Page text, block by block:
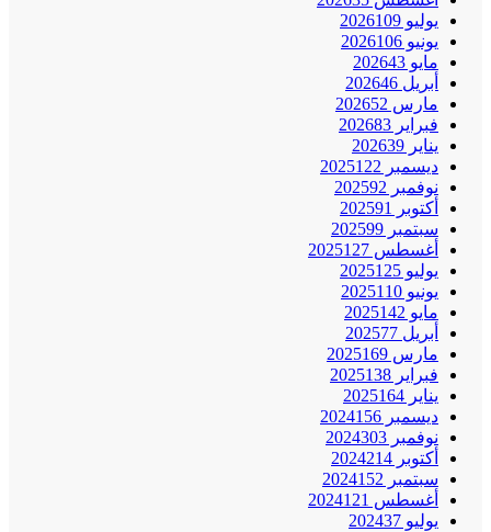
يوليو 2026 109
يونيو 2026 106
مايو 2026 43
أبريل 2026 46
مارس 2026 52
فبراير 2026 83
يناير 2026 39
ديسمبر 2025 122
نوفمبر 2025 92
أكتوبر 2025
91
سبتمبر 2025 99
أغسطس 2025 127
يوليو 2025 125
يونيو 2025 110
مايو 2025 142
أبريل 2025 77
مارس 2025 169
فبراير 2025 138
يناير 2025 164
ديسمبر 2024 156
نوفمبر 2024 303
أكتوبر 2024 214
سبتمبر 2024 152
أغسطس 2024 121
يوليو 2024 37